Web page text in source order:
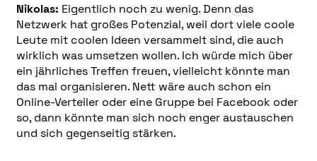
Nikolas: Eigentlich noch zu wenig. Denn das
Netzwerk hat großes Potenzial, weil dort viele coole
Leute mit coolen Ideen versammelt sind, die auch
wirklich was umsetzen wollen. Ich würde mich über
ein jährliches Treffen freuen, vielleicht könnte man
das mal organisieren. Nett wäre auch schon ein
Online-Verteiler oder eine Gruppe bei Facebook oder
so, dann könnte man sich noch enger austauschen
und sich gegenseitig stärken.